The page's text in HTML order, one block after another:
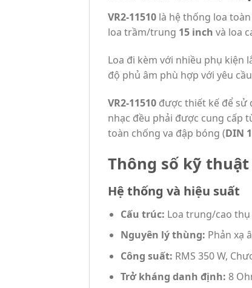
VR2-11510 là hệ thống loa
loa trầm/trung 15 inch và loa
Loa đi kèm với nhiều phụ kiện
độ phủ âm phù hợp với yêu
VR2-11510 được thiết kế để sử
nhạc đều phải được cung cấp
toàn chống va đập bóng (DIN
Thông số kỹ thuật
Hệ thống và hiệu suất
Cấu trúc: Loa trung/cao
Nguyên lý thùng: Phản xạ
Công suất: RMS 350 W,
Trở kháng danh định: 8